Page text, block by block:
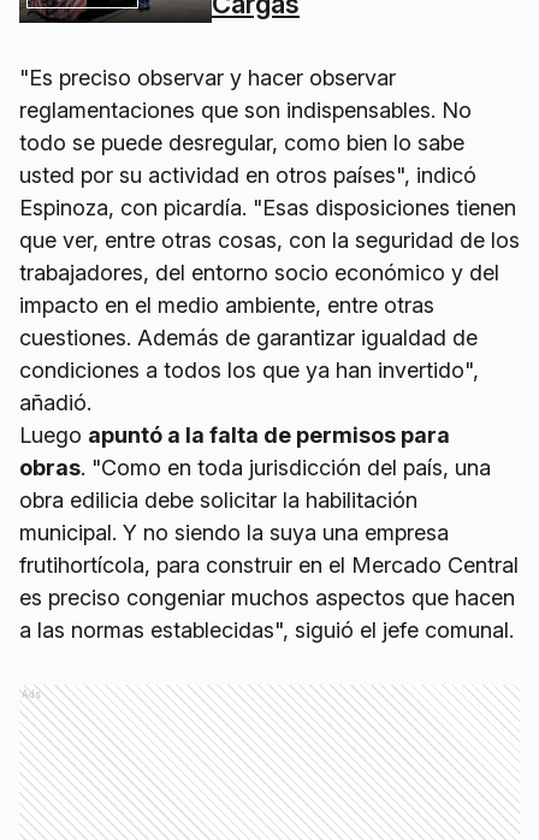
"Es preciso observar y hacer observar
reglamentaciones que son indispensables. No
todo se puede desregular, como bien lo sabe
usted por su actividad en otros países", indicó
Espinoza, con picardía. "Esas disposiciones tienen
que ver, entre otras cosas, con la seguridad de los
trabajadores, del entorno socio económico y del
impacto en el medio ambiente, entre otras
cuestiones. Además de garantizar igualdad de
condiciones a todos los que ya han invertido",
añadió.
Luego apuntó a la falta de permisos para
obras. "Como en toda jurisdicción del país, una
obra edilicia debe solicitar la habilitación
municipal. Y no siendo la suya una empresa
frutihortícola, para construir en el Mercado Central
es preciso congeniar muchos aspectos que hacen
a las normas establecidas", siguió el jefe comunal.
Ads